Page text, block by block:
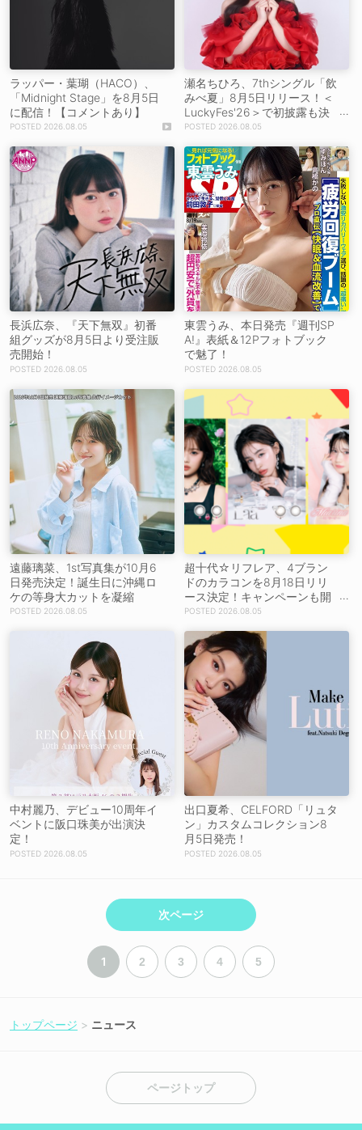
ラッパー・葉瑚（HACO）、
「Midnight Stage」を8月5日
に配信！【コメントあり】
2026.08.05
瀬名ちひろ、7thシングル「飲
みべ夏」8月5日リリース！＜
LuckyFes'26＞で初披露も決
定
2026.08.05
長浜広奈、『天下無双』初番
組グッズが8月5日より受注販
売開始！
2026.08.05
東雲うみ、本日発売『週刊SP
A!』表紙＆12Pフォトブック
で魅了！
2026.08.05
遠藤璃菜、1st写真集が10月6
日発売決定！誕生日に沖縄ロ
ケの等身大カットを凝縮
2026.08.05
超十代☆リフレア、4ブラン
ドのカラコンを8月18日リリ
ース決定！キャンペーンも開
催決定 2026.08.05
中村麗乃、デビュー10周年イ
ベントに阪口珠美が出演決
定！
2026.08.05
出口夏希、CELFORD「リュタ
ン」カスタムコレクション8
月5日発売！
2026.08.05
次ページ
1 2 3 4 5
トップページ ニュース
ページトップ